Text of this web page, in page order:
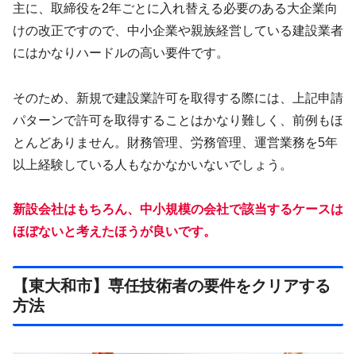
主に、取締役を2年ごとに入れ替える必要のある大企業向
けの改正ですので、中小企業や親族経営している建設業者
にはかなりハードルの高い要件です。
そのため、新規で建設業許可を取得する際には、上記申請
パターンで許可を取得することはかなり難しく、前例もほ
とんどありません。財務管理、労務管理、運営業務を5年
以上経験している人もなかなかいないでしょう。
新設会社はもちろん、中小規模の会社で該当するケースは
ほぼないと考えたほうが良いです。
【東大和市】専任技術者の要件をクリアする
方法